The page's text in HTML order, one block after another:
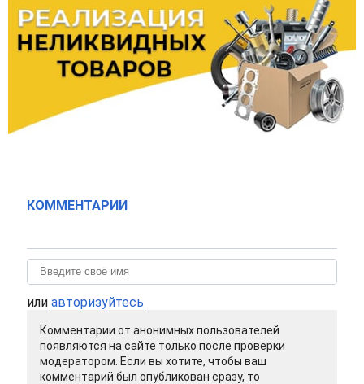
КОММЕНТАРИИ
или авторизуйтесь
Комментарии от анонимных пользователей
появляются на сайте только после проверки
модератором. Если вы хотите, чтобы ваш
комментарий был опубликован сразу, то